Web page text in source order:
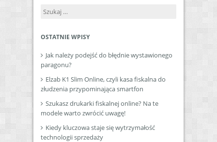
Szukaj:
OSTATNIE WPISY
Jak należy podejść do błędnie wystawionego
paragonu?
Elzab K1 Slim Online, czyli kasa fiskalna do
złudzenia przypominająca smartfon
Szukasz drukarki fiskalnej online? Na te
modele warto zwrócić uwagę!
Kiedy kluczowa staje się wytrzymałość
technologii sprzedaży